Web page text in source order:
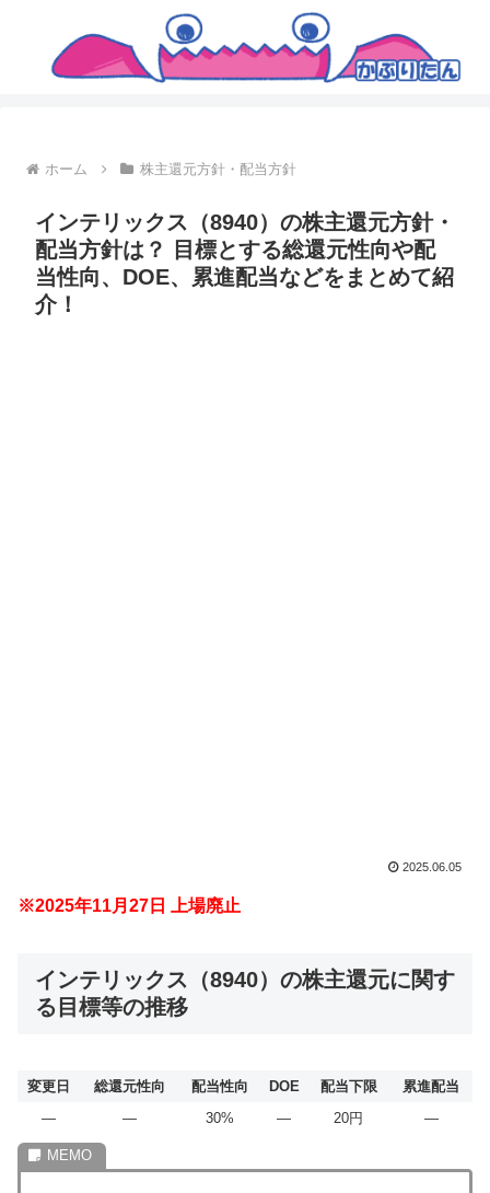
ホーム 株主還元方針・配当方針
インテリックス（8940）の株主還元方針・
配当方針は？ 目標とする総還元性向や配
当性向、DOE、累進配当などをまとめて紹
介！
2025.06.05
※2025年11月27日 上場廃止
インテリックス（8940）の株主還元に関す
る目標等の推移
変更日 総還元性向 配当性向 DOE 配当下限
累進配当
―
― 30% ― 20円 ―